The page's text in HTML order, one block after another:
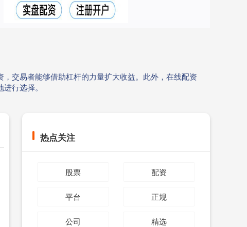
交易者能够借助杠杆的力量扩大收益。此外，在线配资
行选择。
热点关注
股票 配资
平台 正规
公司 精选